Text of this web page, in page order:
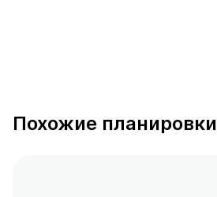
Похожие планировки